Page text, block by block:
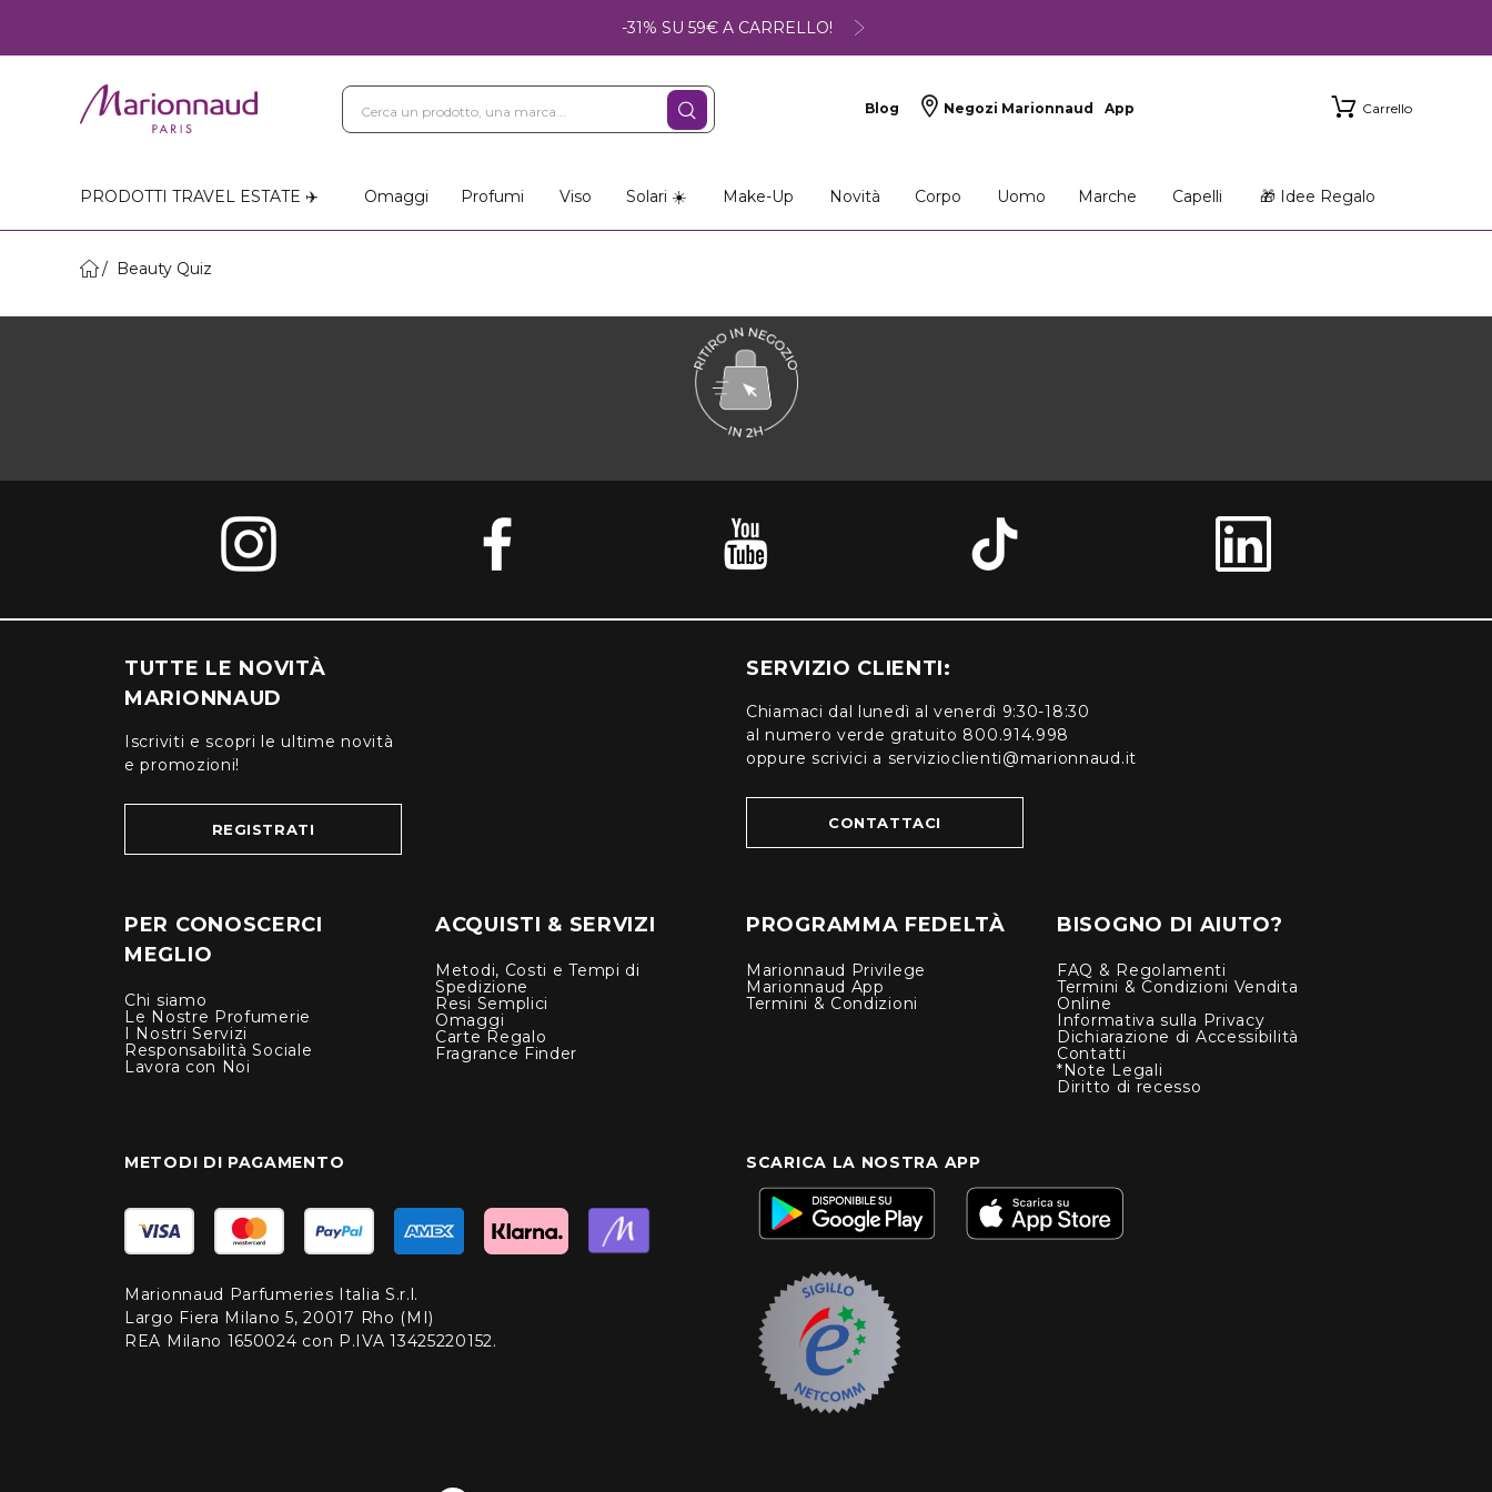
-31% SU 59€ A CARRELLO!
Blog Negozi Marionnaud App Carrello
PRODOTTI TRAVEL ESTATE ✈️ Omaggi Profumi Viso Solari ☀️ Make-Up Novità Corpo Uomo Marche Capelli 🎁 Idee Regalo
Beauty Quiz
TUTTE LE NOVITÀ
MARIONNAUD
Iscriviti e scopri le ultime novità
e promozioni!
REGISTRATI
SERVIZIO CLIENTI:
Chiamaci dal lunedì al venerdì 9:30-18:30
al numero verde gratuito 800.914.998
oppure scrivici a servizioclienti@marionnaud.it
CONTATTACI
PER CONOSCERCI
MEGLIO
Chi siamo
Le Nostre Profumerie
I Nostri Servizi
Responsabilità Sociale
Lavora con Noi
ACQUISTI & SERVIZI
Metodi, Costi e Tempi di
Spedizione
Resi Semplici
Omaggi
Carte Regalo
Fragrance Finder
PROGRAMMA FEDELTÀ
Marionnaud Privilege
Marionnaud App
Termini & Condizioni
BISOGNO DI AIUTO?
FAQ & Regolamenti
Termini & Condizioni Vendita
Online
Informativa sulla Privacy
Dichiarazione di Accessibilità
Contatti
*Note Legali
Diritto di recesso
METODI DI PAGAMENTO
Marionnaud Parfumeries Italia S.r.l.
Largo Fiera Milano 5, 20017 Rho (MI)
REA Milano 1650024 con P.IVA 13425220152.
SCARICA LA NOSTRA APP